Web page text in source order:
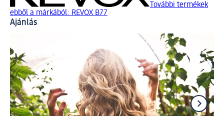
További termékek
ebből a márkából: REVOX B77
Ajánlás